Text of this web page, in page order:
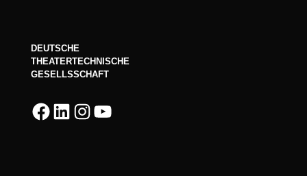
DEUTSCHE
THEATERTECHNISCHE
GESELLSSCHAFT
Facebook
LinkedIn
Instagram
YouTube